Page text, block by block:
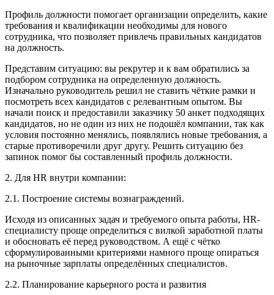
Профиль должности помогает организации определить, какие
требования и квалификации необходимы для нового
сотрудника, что позволяет привлечь правильных кандидатов
на должность.
Представим ситуацию: вы рекрутер и к вам обратились за
подбором сотрудника на определенную должность.
Изначально руководитель решил не ставить чёткие рамки и
посмотреть всех кандидатов с релевантным опытом. Вы
начали поиск и предоставили заказчику 50 анкет подходящих
кандидатов, но не один из них не подошёл компании, так как
условия постоянно менялись, появлялись новые требования, а
старые противоречили друг другу. Решить ситуацию без
запинок помог бы составленный профиль должности.
2. Для HR внутри компании:
2.1. Построение системы вознаграждений.
Исходя из описанных задач и требуемого опыта работы, HR-
специалисту проще определиться с вилкой заработной платы
и обосновать её перед руководством. А ещё с чётко
сформулированными критериями намного проще опираться
на рыночные зарплаты определённых специалистов.
2.2. Планирование карьерного роста и развития